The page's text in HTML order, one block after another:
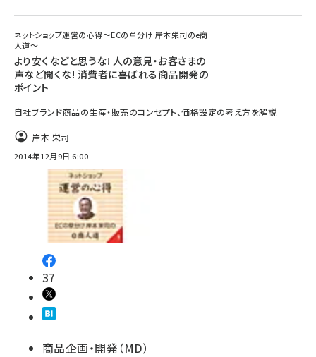
ネットショップ運営の心得～ECの草分け 岸本栄司のe商
人道～
より安くなどと思うな! 人の意見・お客さまの
声など聞くな! 消費者に喜ばれる商品開発の
ポイント
自社ブランド商品の生産・販売のコンセプト、価格設定の考え方を解説
岸本 栄司
2014年12月9日 6:00
37
商品企画・開発（MD）